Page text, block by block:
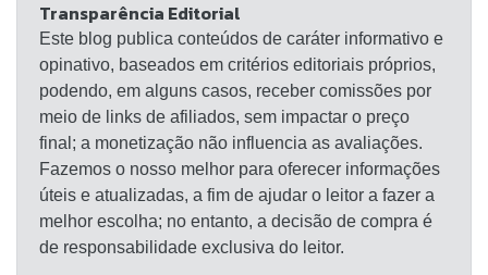
Distância de transmissão: 10m / 33 pés Diâmetro da
unidade: 13 mm Faixa de frequência: 20-20 KHz
Capacidade da bateria do estojo de carregamento:
3,7 V 300 mAh Capacidade da bateria dos fones de
ouvido (cada): 3,7 V 35 mAh Tempo de trabalho:
cerca de 3 horas (depende do volume da música)
Cor: Preto Peso do fone de ouvido (cada): 3,5g /
0,12 oz Lista de Pacotes: 1 * par de fones de ouvido
1 * Caixa de Carregamento 2 * Par de Earcaps 1 *
Transparência Editorial
Este blog publica conteúdos de caráter informativo e
opinativo, baseados em critérios editoriais próprios,
podendo, em alguns casos, receber comissões por
meio de links de afiliados, sem impactar o preço
final; a monetização não influencia as avaliações.
Fazemos o nosso melhor para oferecer informações
úteis e atualizadas, a fim de ajudar o leitor a fazer a
melhor escolha; no entanto, a decisão de compra é
de responsabilidade exclusiva do leitor.